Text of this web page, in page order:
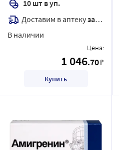
10 шт в уп.
Доставим в аптекузавтра
В наличии
Цена:
1 046.70₽
Купить